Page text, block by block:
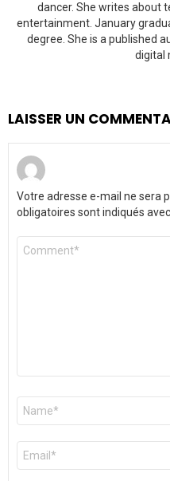
dancer. She writes about
entertainment. January
degree. She is a published
digital
LAISSER UN
Votre adresse e-mail ne sera
obligatoires sont indiqués avec
Commentaire
Nom
E-
mail
*